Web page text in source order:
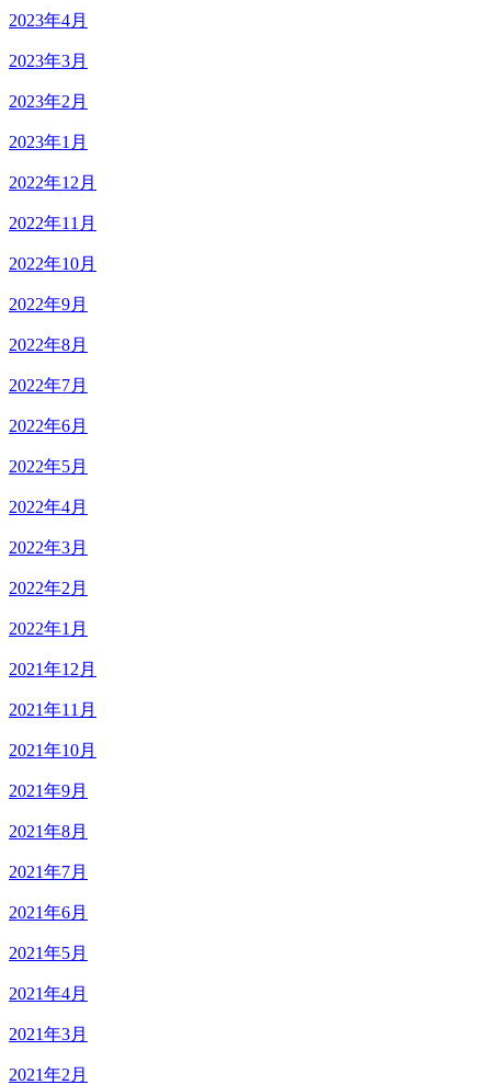
2023年4月
2023年3月
2023年2月
2023年1月
2022年12月
2022年11月
2022年10月
2022年9月
2022年8月
2022年7月
2022年6月
2022年5月
2022年4月
2022年3月
2022年2月
2022年1月
2021年12月
2021年11月
2021年10月
2021年9月
2021年8月
2021年7月
2021年6月
2021年5月
2021年4月
2021年3月
2021年2月